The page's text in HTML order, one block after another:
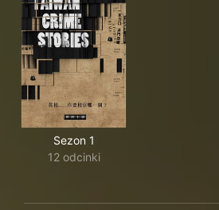
Sezon 1
12 odcinki